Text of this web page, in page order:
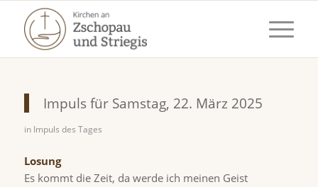
Impuls für Samstag, 22. März 2025
in Impuls des Tages
Losung
Es kommt die Zeit, da werde ich meinen Geist